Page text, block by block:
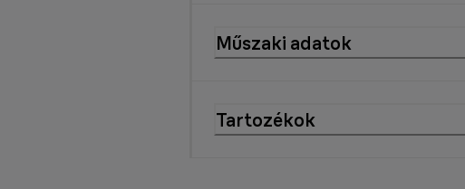
Műszaki adatok
Tartozékok